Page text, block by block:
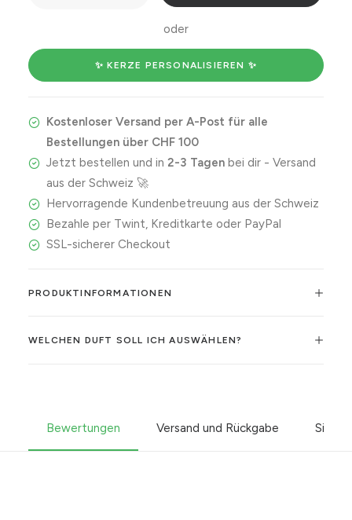
Menge
oder
✨ KERZE PERSONALISIEREN ✨
Kostenloser Versand per A-Post für alle
Bestellungen über CHF 100
Jetzt bestellen und in 2-3 Tagenbei dir - Versand
aus der Schweiz 🚀
Hervorragende Kundenbetreuung aus der Schweiz
Bezahle per Twint, Kreditkarte oder PayPal
SSL-sicherer Checkout
PRODUKTINFORMATIONEN
WELCHEN DUFT SOLL ICH AUSWÄHLEN?
Bewertungen Versand und Rückgabe